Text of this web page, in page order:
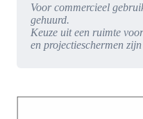
Voor commercieel
gehuurd.
Keuze uit een ruimte
en projectieschermen